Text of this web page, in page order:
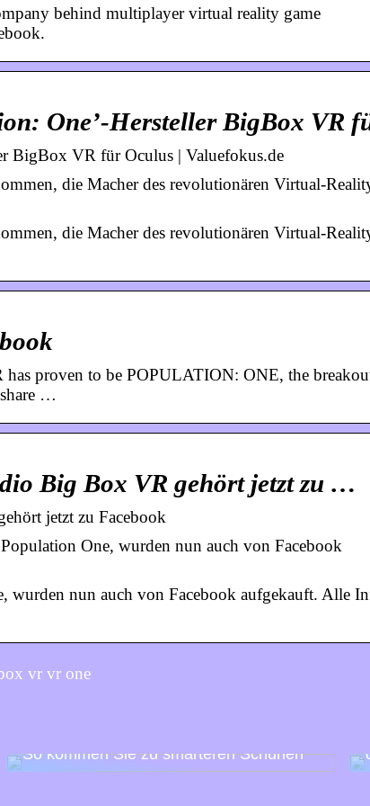
behind multiplayer virtual reality game
One’-Hersteller BigBox VR
BigBox VR für Oculus | Valuefokus.de
die Macher des revolutionären Virtual-
die Macher des revolutionären Virtual-
proven to be POPULATION: ONE, the
…
Big Box VR gehört jetzt zu …
jetzt zu Facebook
One, wurden nun auch von Facebook
nun auch von Facebook aufgekauft. Alle
vr vr one
So kommen Sie zu smarteren Schuhen